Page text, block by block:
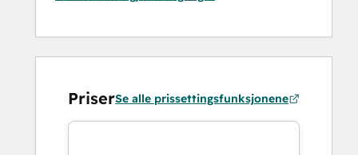
PriserSe alle prissettingsfunksjonene